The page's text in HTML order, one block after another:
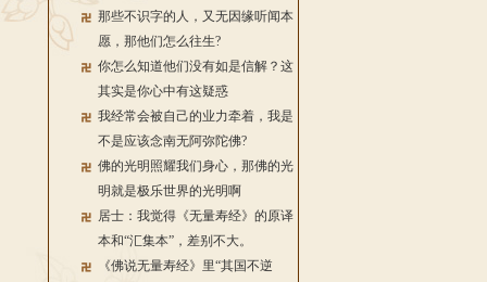
那些不识字的人，又无因缘听闻本
愿，那他们怎么往生?
你怎么知道他们没有如是信解？这
其实是你心中有这疑惑
我经常会被自己的业力牵着，我是
不是应该念南无阿弥陀佛?
佛的光明照耀我们身心，那佛的光
明就是极乐世界的光明啊
居士：我觉得《无量寿经》的原译
本和“汇集本”，差别不大。
《佛说无量寿经》里“其国不逆